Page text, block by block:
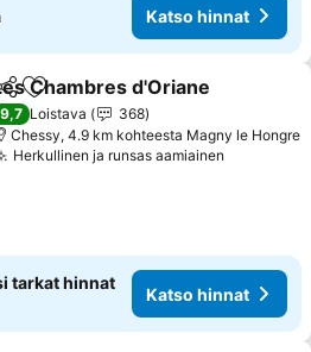
Katso hinnat
Lisää suosikkeihin
Chambres d'Oriane
9,7 Loistava
368
Chessy, 4.9 km kohteesta Magny le Hongre
Herkullinen ja runsas aamiainen
tarkat hinnat
Katso hinnat